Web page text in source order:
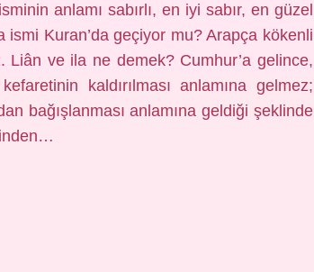
anlamı sabırlı, en iyi sabır, en güzel
ismi Kuran’da geçiyor mu? Arapça kökenli
Liân ve ila ne demek? Cumhur’a gelince,
kaldırılması anlamına gelmez;
bağışlanması anlamına geldiği şeklinde